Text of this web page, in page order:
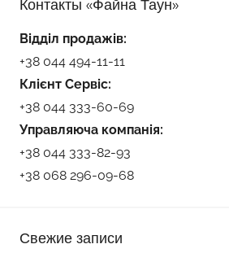
Контакты «Файна Таун»
Відділ продажів:
+38 044 494-11-11
Клієнт Сервіс:
+38 044 333-60-69
Управляюча компанія:
+38 044 333-82-93
+38 068 296-09-68
Свежие записи